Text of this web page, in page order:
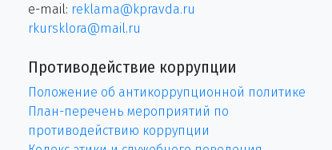
e-mail: reklama@kpravda.ru
rkursklora@mail.ru
Противодействие коррупции
Положение об антикоррупционной политике
План-перечень мероприятий по
противодействию коррупции